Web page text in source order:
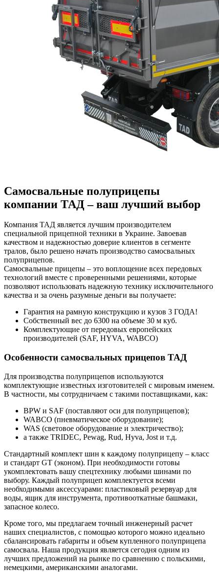
Самосвальные полуприцепы
компании ТАД – ваш лучший выбор
Компания ТАД является лучшим производителем
специальной прицепной техники в Украине. Завоевав
качеством и надежностью доверие клиентов в сегменте
тралов, было решено начать производство самосвальных
полуприцепов.
Самосвальные прицепы – это воплощение всех передовых
технологий вместе с проверенными решениями, которые
позволяют использовать надежную технику исключительного
качества и за очень разумные деньги вы получаете:
Гарантия на рамную конструкцию и кузов 3 ГОДА!
Собственный вес до 6300 на объеме 30 м куб.
Комплектующие от передовых европейских
производителей (SAF, HYVA, WABCO)
Особенности самосвальных прицепов ТАД
Для производства полуприцепов используются
комплектующие известных изготовителей с мировым именем.
В частности, мы сотрудничаем с такими поставщиками, как:
BPW и SAF (поставляют оси для полуприцепов);
WABCO (пневматическое оборудование);
WAS (световое оборудование и электричество);
а также TRIDEC, Pewag, Rud, Hyva, Jost и т.д.
Стандартный комплект шин к каждому полуприцепу – класс
и стандарт GT (эконом). При необходимости готовы
укомплектовать вашу спецтехнику любыми шинами по
выбору. Каждый полуприцеп комплектуется всеми
необходимыми аксессуарами: пластиковый резервуар для
воды, ящик для инструмента, противооткатные башмаки,
запасное колесо.
Кроме того, мы предлагаем точный инженерный расчет
наших специалистов, с помощью которого можно идеально
сбалансировать габариты и объем купленного полуприцепа
самосвала. Наша продукция является сегодня одним из
лучших предложений на рынке по сравнению с польскими,
немецкими, американскими аналогами.